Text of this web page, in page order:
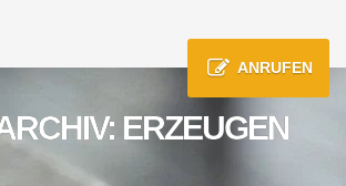
ANRUFEN
ERZEUGEN